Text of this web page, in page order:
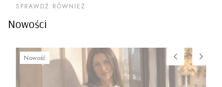
Nowości
SPRAWDŹ RÓWNIEŻ
Nowość